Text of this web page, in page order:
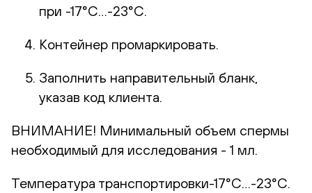
при -17°С…-23°С.
Контейнер промаркировать.
Заполнить направительный бланк,
указав код клиента.
ВНИМАНИЕ! Минимальный объем спермы
необходимый для исследования - 1 мл.
Температура транспортировки-17°С…-23°С.